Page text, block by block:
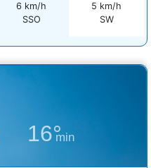
6 km/h
SSO
5 km/h
SW
16°
min